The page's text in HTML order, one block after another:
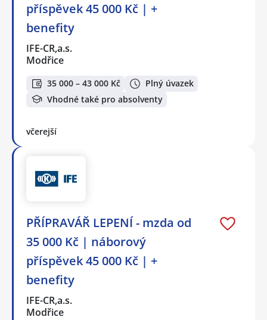
příspěvek 45 000 Kč | +
benefity
IFE-CR,a.s.
Modřice
35 000 – 43 000 Kč
Plný úvazek
Vhodné také pro absolventy
včerejší
PŘÍPRAVÁŘ LEPENÍ - mzda od
35 000 Kč | náborový
příspěvek 45 000 Kč | +
benefity
IFE-CR,a.s.
Modřice